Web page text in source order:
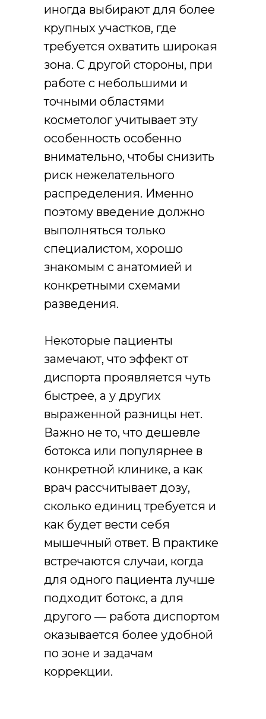
иногда выбирают для более
крупных участков, где
требуется охватить широкая
зона. С другой стороны, при
работе с небольшими и
точными областями
косметолог учитывает эту
особенность особенно
внимательно, чтобы снизить
риск нежелательного
распределения. Именно
поэтому введение должно
выполняться только
специалистом, хорошо
знакомым с анатомией и
конкретными схемами
разведения.
Некоторые пациенты
замечают, что эффект от
диспорта проявляется чуть
быстрее, а у других
выраженной разницы нет.
Важно не то, что дешевле
ботокса или популярнее в
конкретной клинике, а как
врач рассчитывает дозу,
сколько единиц требуется и
как будет вести себя
мышечный ответ. В практике
встречаются случаи, когда
для одного пациента лучше
подходит ботокс, а для
другого — работа диспортом
оказывается более удобной
по зоне и задачам
коррекции.